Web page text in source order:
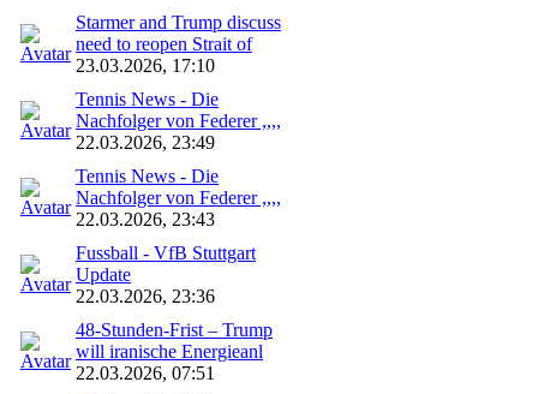
Starmer and Trump discuss
need to reopen Strait of
23.03.2026, 17:10
Tennis News - Die
Nachfolger von Federer ,,,,
22.03.2026, 23:49
Tennis News - Die
Nachfolger von Federer ,,,,
22.03.2026, 23:43
Fussball - VfB Stuttgart
Update
22.03.2026, 23:36
48‑Stunden‑Frist – Trump
will iranische Energieanl
22.03.2026, 07:51